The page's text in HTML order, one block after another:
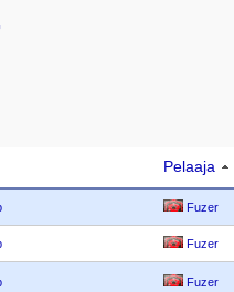
Pelaaja
Fuzer
Fuzer
Fuzer